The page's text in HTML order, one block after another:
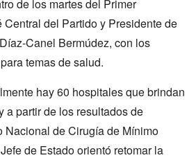
de los martes del Primer
del Partido y Presidente de
Canel Bermúdez, con los
temas de salud.
hay 60 hospitales que brindan
a partir de los resultados de
Nacional de Cirugía de Mínimo
de Estado orientó retomar la